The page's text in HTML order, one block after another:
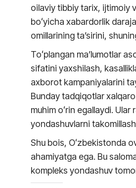
oilaviy tibbiy tarix, ijtimoiy
boʻyicha xabardorlik
omillarining ta’sirini,
Toʻplangan ma’lumotlar
sifatini yaxshilash,
axborot kampaniyalarini
Bunday tadqiqotlar
muhim oʻrin egallaydi.
yondashuvlarni
Shu bois, Oʻzbekistonda
ahamiyatga ega. Bu
kompleks yondashuv